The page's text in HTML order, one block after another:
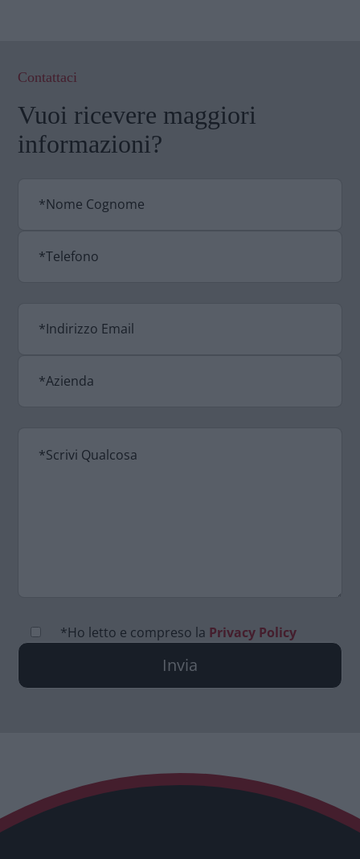
Contattaci
Vuoi ricevere maggiori
informazioni?
*Ho letto e compreso la Privacy Policy